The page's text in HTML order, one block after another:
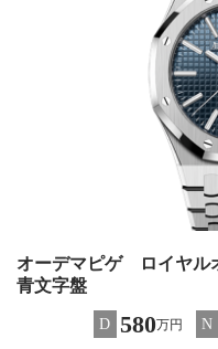
オーデマピゲ ロイヤル
青文字盤
D 580万円 N